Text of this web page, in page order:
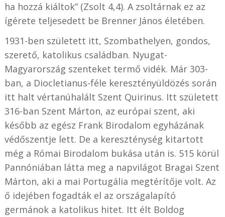
ha hozzá kiáltok” (Zsolt 4,4). A zsoltárnak ez az
ígérete teljesedett be Brenner János életében.
1931-ben született itt, Szombathelyen, gondos,
szerető, katolikus családban. Nyugat-
Magyarország szenteket termő vidék. Már 303-
ban, a Diocletianus-féle keresztényüldözés során
itt halt vértanúhalált Szent Quirinus. Itt született
316-ban Szent Márton, az európai szent, aki
később az egész Frank Birodalom egyházának
védőszentje lett. De a kereszténység kitartott
még a Római Birodalom bukása után is. 515 körül
Pannóniában látta meg a napvilágot Bragai Szent
Márton, aki a mai Portugália megtérítője volt. Az
ő idejében fogadták el az országalapító
germánok a katolikus hitet. Itt élt Boldog